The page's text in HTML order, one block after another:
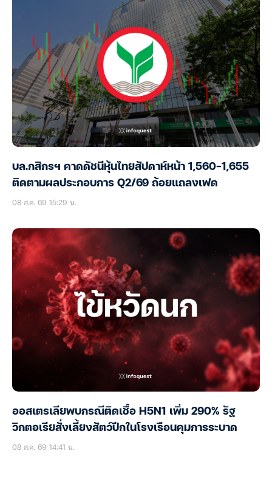
บล.กสิกรฯ คาดดัชนีหุ้นไทยสัปดาห์หน้า 1,560-1,655
ติดตามผลประกอบการ Q2/69 ถ้อยแถลงเฟด
08 ส.ค. 69 15:29 น.
ออสเตรเลียพบกรณีติดเชื้อ H5N1 เพิ่ม 290% รัฐ
วิกตอเรียสั่งเลี้ยงสัตว์ปีกในโรงเรือนคุมการระบาด
08 ส.ค. 69 14:41 น.